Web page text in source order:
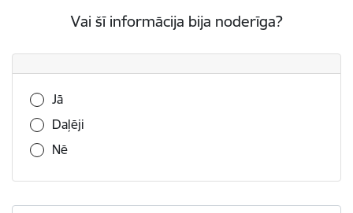
Vai šī informācija bija noderīga?
Vai šī informācija bija noderīga?
Jā
Daļēji
Nē